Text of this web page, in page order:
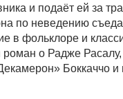
и подаёт ей за
по неведению
в фольклоре и
роман о Радже Расалу,
Боккаччо и